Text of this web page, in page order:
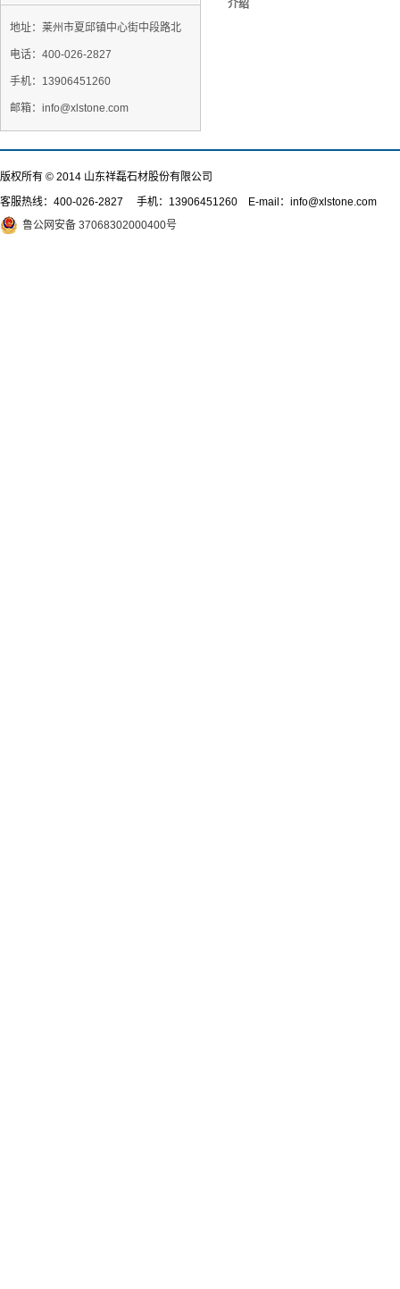
地址：莱州市夏邱镇中心街中段路北
电话：400-026-2827
手机：13906451260
邮箱：info@xlstone.com
介绍
版权所有 © 2014 山东祥磊石材股份有限公司
客服热线： 400-026-2827 手机：13906451260 E-mail：info@xlstone.com
鲁公网安备 37068302000400号